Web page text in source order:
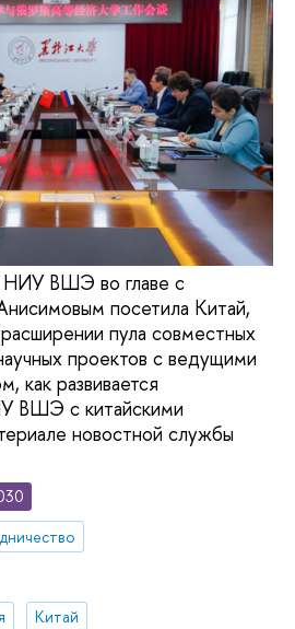
НИУ ВШЭ во главе с
посетила Китай,
пула совместных
проектов с ведущими
как развивается
ВШЭ с китайскими
новостной службы
Китай